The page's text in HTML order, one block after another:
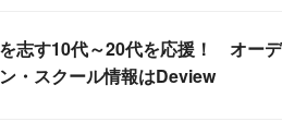
志す10代～20代を応援！ オーデ
・スクール情報はDeview